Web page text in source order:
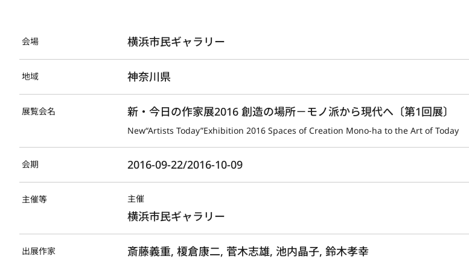
会場 横浜市民ギャラリー
地域 神奈川県
展覧会名 新・今日の作家展2016 創造の場所－モノ派から現代へ〔第1回展〕
New“Artists Today”Exhibition 2016 Spaces of Creation Mono-ha to the Art of Today
会期 2016-09-22/2016-10-09
主催等 主催
横浜市民ギャラリー
出展作家 斎藤義重, 榎倉康二, 菅木志雄, 池内晶子, 鈴木孝幸